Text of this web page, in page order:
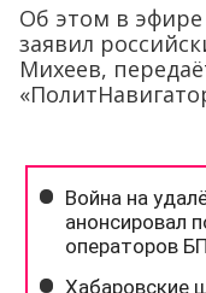
Об этом в эфире
заявил
Михеев,